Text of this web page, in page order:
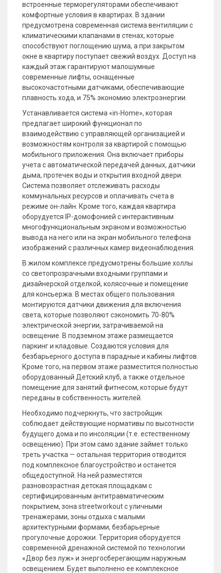
встроенные терморегуляторами обеспечивают
комфортные условия в квартирах. В здании
предусмотрена современная система вентиляции с
климатическими клапанами в стенах, которые
способствуют поглощению шума, а при закрытом
окне в квартиру поступает свежий воздух. Доступ на
каждый этаж гарантируют малошумные
современные лифты, оснащенные
высокочастотными датчиками, обеспечивающие
плавность хода, и 75% экономию электроэнергии.
Устанавливается система «in-Home», которая
предлагает широкий функционал по
взаимодействию с управляющей организацией и
возможностям контроля за квартирой с помощью
мобильного приложения. Она включает приборы
учета с автоматической передачей данных, датчики
дыма, протечек воды и открытия входной двери.
Система позволяет отслеживать расходы
коммунальных ресурсов и оплачивать счета в
режиме он-лайн. Кроме того, каждая квартира
оборудуется IР-домофонией с интерактивным
многофункциональным экраном и возможностью
вывода на него или на экран мобильного телефона
изображений с различных камер видеонаблюдения.
В жилом комплексе предусмотрены большие холлы
со светопрозрачными входными группами и
дизайнерской отделкой, колясочные и помещение
для консьержа. В местах общего пользования
монтируются датчики движения для включения
света, которые позволяют сэкономить 70-80%
электрической энергии, затрачиваемой на
освещение. В подземном этаже размещается
паркинг и кладовые. Создаются условия для
безбарьерного доступа в парадные и кабины лифтов.
Кроме того, на первом этаже разместится полностью
оборудованный Детский клуб, а также отдельное
помещение для занятий фитнесом, которые будут
переданы в собственность жителей.
Необходимо подчеркнуть, что застройщик
соблюдает действующие нормативы по высотности
будущего дома и по инсоляции (т.е. естественному
освещению). При этом само здание займет только
треть участка — остальная территория отводится
под комплексное благоустройство и останется
общедоступной. На ней разместятся
разновозрастная детская площадкам с
сертифицированным антитравматическим
покрытием, зона streetworkout с уличными
тренажерами, зоны отдыха с малыми
архитектурными формами, безбарьерные
прогулочные дорожки. Территория оборудуется
современной дренажной системой по технологии
«Двор без луж» и энергосберегающим наружным
освещением. Будет выполнено ее комплексное